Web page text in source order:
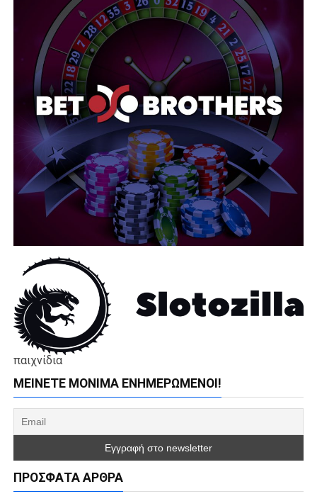
παιχνίδια
ΜΕΊΝΕΤΕ ΜΌΝΙΜΑ ΕΝΗΜΕΡΏΜΕΝΟΙ!
ΠΡΌΣΦΑΤΑ ΆΡΘΡΑ